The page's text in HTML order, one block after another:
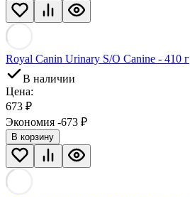
Royal Canin Urinary S/O Canine - 410 г
В наличии
Цена:
673 ₽
Экономия -673 ₽
В корзину